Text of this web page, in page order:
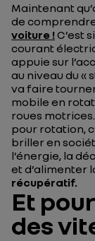
Maintenant
de
voiture !C’est
courant
appuie sur
au niveau du «
va faire
mobile en
roues
pour rotation,
briller en
l’énergie, la
et d’alimenter
récupératif.
Et
des